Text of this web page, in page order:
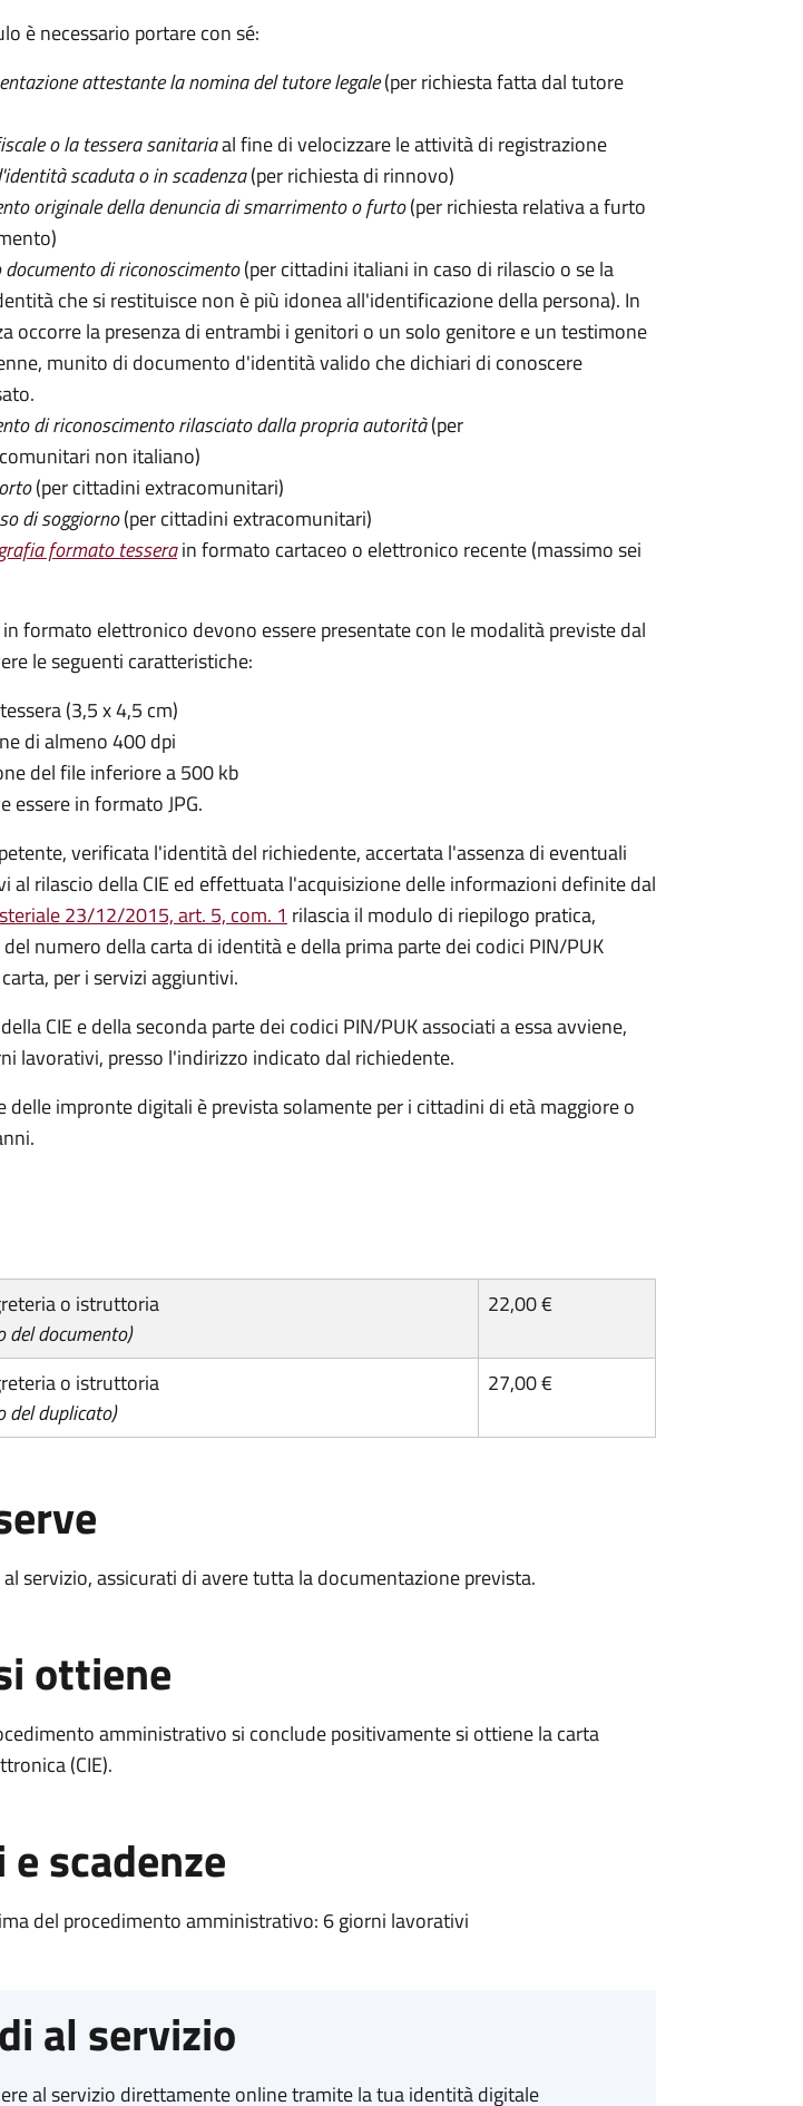
è necessario portare con sé:
attestante la nomina del tutore legale(per richiesta fatta dal tutore
o la tessera sanitariaal fine di velocizzare le attività di registrazione
scaduta o in scadenza(per richiesta di rinnovo)
originale della denuncia di smarrimento o furto(per richiesta relativa a furto
documento di riconoscimento(per cittadini italiani in caso di rilascio o se la
che si restituisce non è più idonea all'identificazione della persona). In
occorre la presenza di entrambi i genitori o un solo genitore e un testimone
munito di documento d'identità valido che dichiari di conoscere
di riconoscimento rilasciato dalla propria autorità(per
non italiano)
(per cittadini extracomunitari)
di soggiorno(per cittadini extracomunitari)
formato tesserain formato cartaceo o elettronico recente (massimo sei
formato elettronico devono essere presentate con le modalità previste dal
le seguenti caratteristiche:
(3,5 x 4,5 cm)
di almeno 400 dpi
del file inferiore a 500 kb
essere in formato JPG.
verificata l'identità del richiedente, accertata l'assenza di eventuali
al rilascio della CIE ed effettuata l'acquisizione delle informazioni definite dal
23/12/2015, art. 5, com. 1 rilascia il modulo di riepilogo pratica,
numero della carta di identità e della prima parte dei codici PIN/PUK
per i servizi aggiuntivi.
CIE e della seconda parte dei codici PIN/PUK associati a essa avviene,
lavorativi, presso l'indirizzo indicato dal richiedente.
delle impronte digitali è prevista solamente per i cittadini di età maggiore o
o istruttoria
del documento)
22,00 €
o istruttoria
del duplicato)
27,00 €
al servizio, assicurati di avere tutta la documentazione prevista.
ottiene
amministrativo si conclude positivamente si ottiene la carta
(CIE).
e scadenze
del procedimento amministrativo: 6 giorni lavorativi
al servizio
al servizio direttamente online tramite la tua identità digitale